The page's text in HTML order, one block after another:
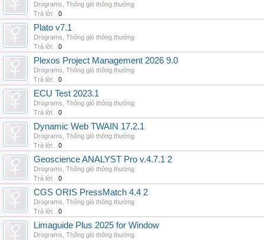
Drograms Thông gió thông thường
Trả lời:
0
Plato v7.1
Drograms Thông gió thông thường
Trả lời:
0
Plexos Project Management 2026 9.0
Drograms Thông gió thông thường
Trả lời:
0
ECU Test 2023.1
Drograms Thông gió thông thường
Trả lời:
0
Dynamic Web TWAIN 17.2.1
Drograms Thông gió thông thường
Trả lời:
0
Geoscience ANALYST Pro v.4.7.1 2
Drograms Thông gió thông thường
Trả lời:
0
CGS ORIS PressMatch 4.4 2
Drograms Thông gió thông thường
Trả lời:
0
Limaguide Plus 2025 for Window
Drograms Thông gió thông thường